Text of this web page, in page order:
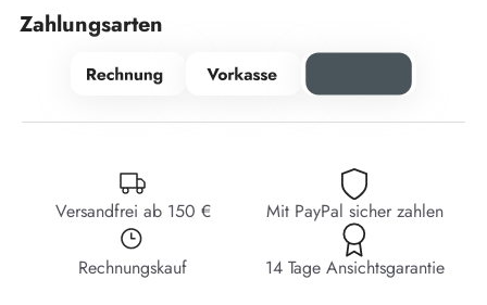
Zahlungsarten
Versandfrei ab 150 € Mit PayPal sicher zahlen
Rechnungskauf 14 Tage Ansichtsgarantie